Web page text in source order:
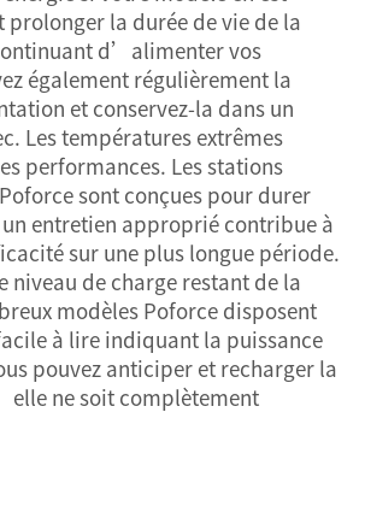
prolonger la durée de vie de la
d’alimenter vos
également régulièrement la
et conservez-la dans un
Les températures extrêmes
performances. Les stations
sont conçues pour durer
entretien approprié contribue à
sur une plus longue période.
niveau de charge restant de la
modèles Poforce disposent
à lire indiquant la puissance
pouvez anticiper et recharger la
ne soit complètement